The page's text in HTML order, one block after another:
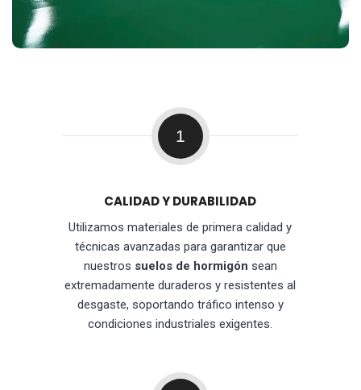
1
CALIDAD Y DURABILIDAD
Utilizamos materiales de primera calidad y
técnicas avanzadas para garantizar que
nuestros suelos de hormigón sean
extremadamente duraderos y resistentes al
desgaste, soportando tráfico intenso y
condiciones industriales exigentes.